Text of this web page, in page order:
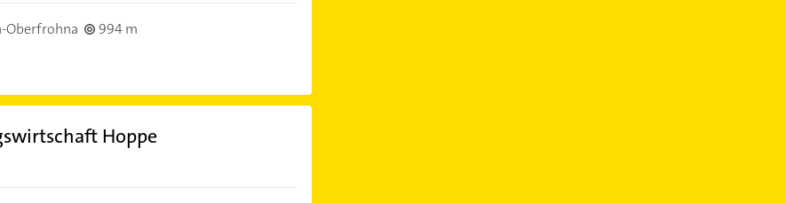
Oberfrohna
994 m
Hoppe